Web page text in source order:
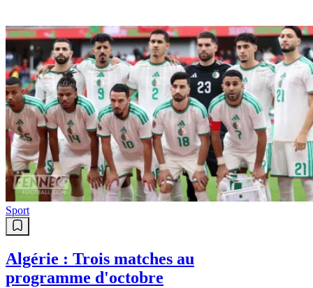
Sport
Algérie : Trois matches au
programme d'octobre